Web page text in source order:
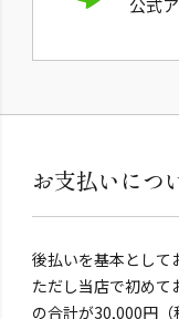
公式
お支払いにつ
後払いを基本として
ただし当店で初めて
の合計が30,000円